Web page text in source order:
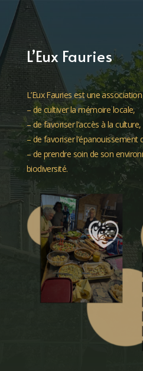
L’Eux Fauries
L’Eux Fauries est une
– de cultiver la mémoire locale,
– de favoriser l’accès à la
– de favoriser l’épanouissement
– de prendre soin de son
biodiversité.